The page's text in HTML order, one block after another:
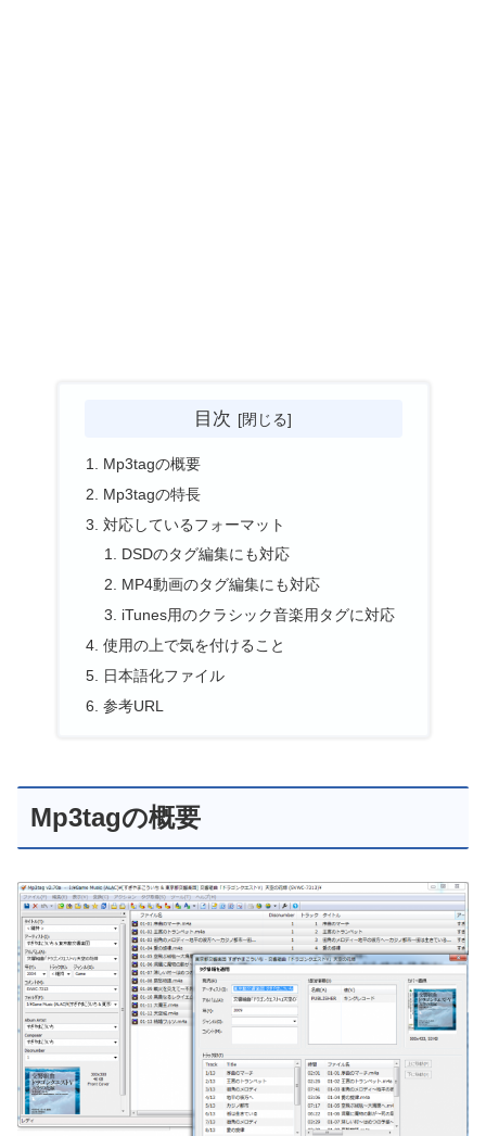
目次
Mp3tagの概要
Mp3tagの特長
対応しているフォーマット
DSDのタグ編集にも対応
MP4動画のタグ編集にも対応
iTunes用のクラシック音楽用タグに対応
使用の上で気を付けること
日本語化ファイル
参考URL
Mp3tagの概要